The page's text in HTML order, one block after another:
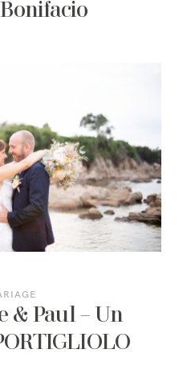
Bonifacio
& Paul – Un